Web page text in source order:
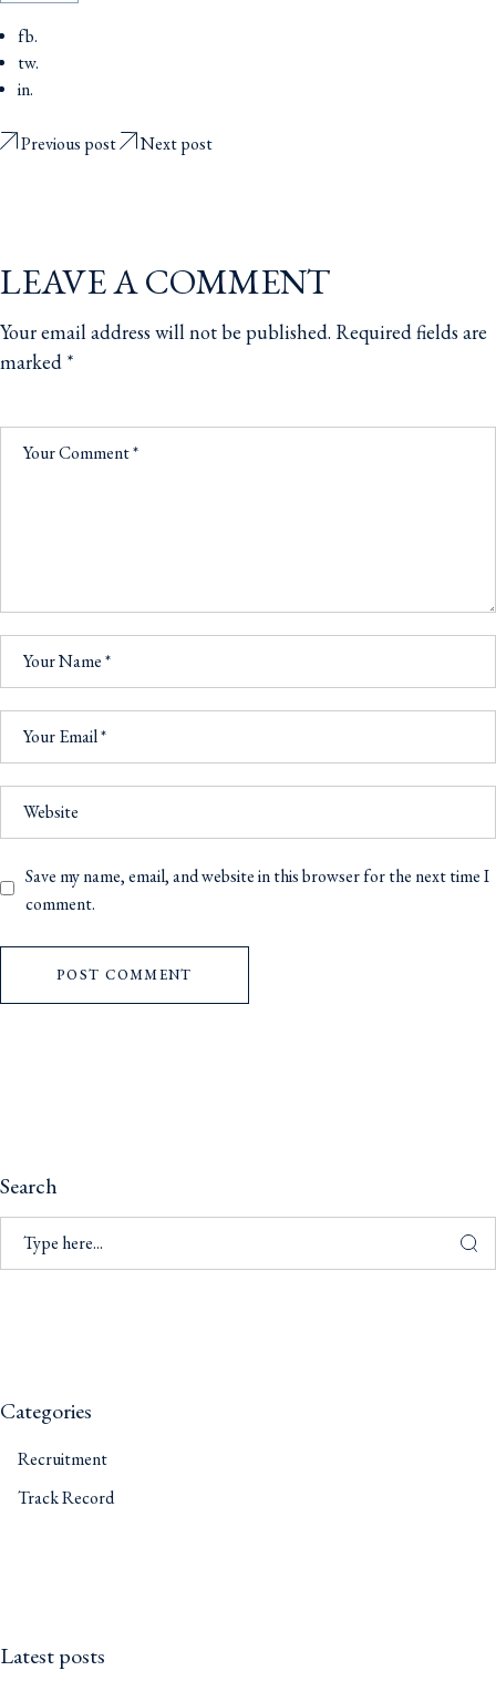
fb.
tw.
in.
Previous post Next post
LEAVE A COMMENT
Your email address will not be published. Required fields are
marked *
Save my name, email, and website in this browser for the next time I
comment.
POST COMMENT
Search
Categories
Recruitment
Track Record
Latest posts